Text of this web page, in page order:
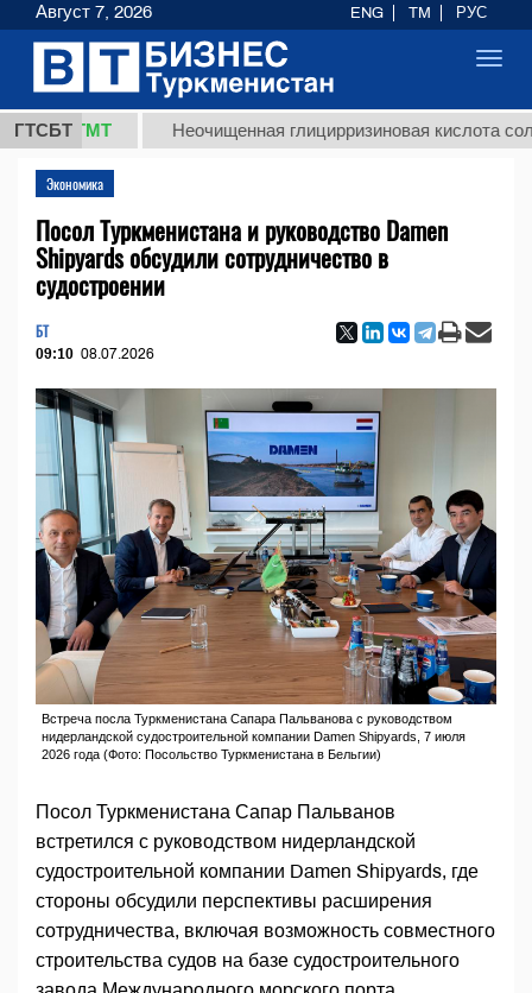
ГТСБТ
ТМТ Неочищенная глицирризиновая кислота
Экономика
Посол Туркменистана и руководство Damen
Shipyards обсудили сотрудничество в
судостроении
БТ
09:10 08.07.2026
Встреча посла Туркменистана Сапара Пальванова с руководством
нидерландской судостроительной компании Damen Shipyards, 7 июля
2026 года (Фото: Посольство Туркменистана в Бельгии)
Посол Туркменистана Сапар Пальванов
встретился с руководством нидерландской
судостроительной компании Damen Shipyards, где
стороны обсудили перспективы расширения
сотрудничества, включая возможность совместного
строительства судов на базе судостроительного
Август 7, 2026 ENG TM РУС